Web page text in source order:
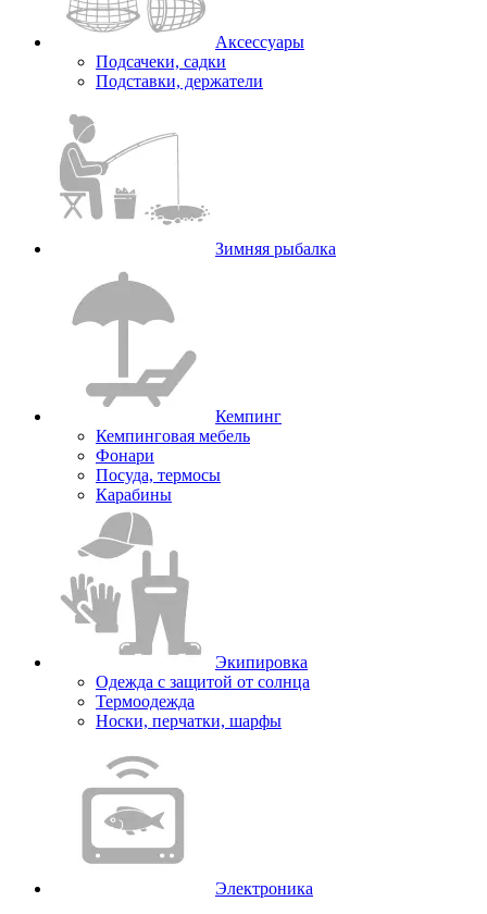
Аксессуары
Подсачеки, садки
Подставки, держатели
Зимняя рыбалка
Кемпинг
Кемпинговая мебель
Фонари
Посуда, термосы
Карабины
Экипировка
Одежда с защитой от солнца
Термоодежда
Носки, перчатки, шарфы
Электроника